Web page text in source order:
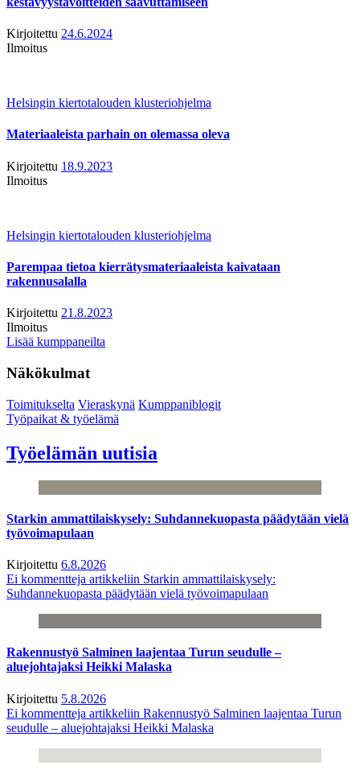
Kirjoitettu 24.6.2024
Ilmoitus
Helsingin kiertotalouden klusteriohjelma
Materiaaleista parhain on olemassa oleva
Kirjoitettu 18.9.2023
Ilmoitus
Helsingin kiertotalouden klusteriohjelma
Parempaa tietoa kierrätysmateriaaleista kaivataan
rakennusalalla
Kirjoitettu 21.8.2023
Ilmoitus
Lisää kumppaneilta
Näkökulmat
Toimitukselta Vieraskynä Kumppaniblogit
Työpaikat & työelämä
Työelämän uutisia
Starkin ammattilaiskysely: Suhdannekuopasta päädytään vielä
työvoimapulaan
Kirjoitettu 6.8.2026
Ei kommentteja artikkeliin Starkin ammattilaiskysely:
Suhdannekuopasta päädytään vielä työvoimapulaan
Rakennustyö Salminen laajentaa Turun seudulle –
aluejohtajaksi Heikki Malaska
Kirjoitettu 5.8.2026
Ei kommentteja artikkeliin Rakennustyö Salminen laajentaa Turun
seudulle – aluejohtajaksi Heikki Malaska